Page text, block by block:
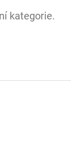
kategorie.